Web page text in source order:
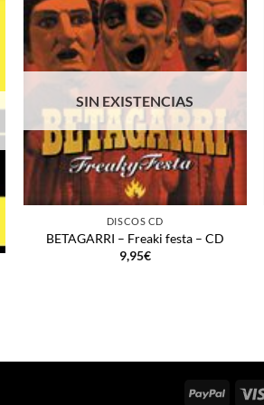
SIN EXISTENCIAS
DISCOS CD
BETAGARRI – Freaki festa – CD
9,95€
PayPal